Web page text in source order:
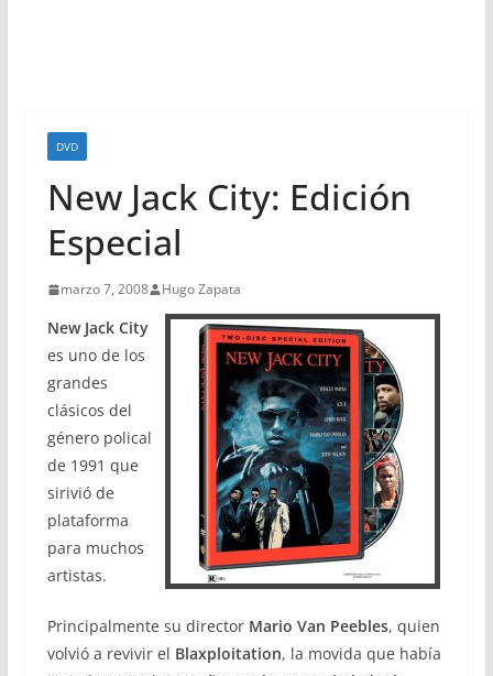
DVD
New Jack City: Edición
Especial
marzo 7, 2008 Hugo Zapata
New Jack City
es uno de los
grandes
clásicos del
género polical
de 1991 que
sirivió de
plataforma
para muchos
artistas.
Principalmente su director Mario Van Peebles, quien
volvió a revivir el Blaxploitation, la movida que había